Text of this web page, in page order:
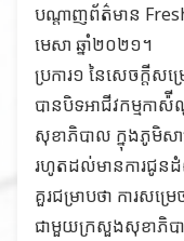
បណ្ដាញព័ត៌មាន
មេសា ឆ្នាំ២០២១។
ប្រការ១ នៃសេចក្ដីសម្
បានបិទអាជីវកម្មក
សុខាភិបាល ក្នុងភូមិសា
រហូតដល់មានការជូន
គួរជម្រាបថា ការស
ជាមួយក្រសួងសុខាភិបាល